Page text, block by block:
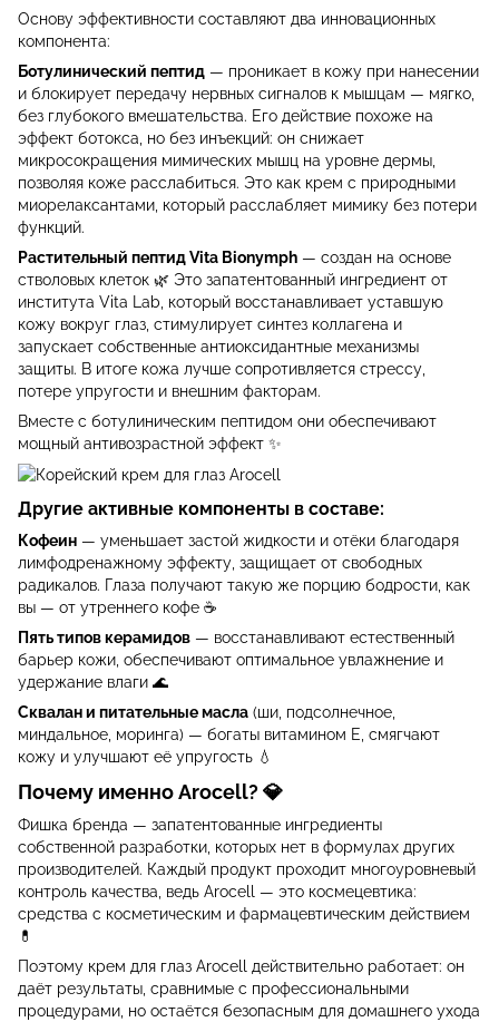
Основу эффективности составляют два инновационных
компонента:
Ботулинический пептид — проникает в кожу при нанесении
и блокирует передачу нервных сигналов к мышцам — мягко,
без глубокого вмешательства. Его действие похоже на
эффект ботокса, но без инъекций: он снижает
микросокращения мимических мышц на уровне дермы,
позволяя коже расслабиться. Это как крем с природными
миорелаксантами, который расслабляет мимику без потери
функций.
Растительный пептид Vita Bionymph — создан на основе
стволовых клеток 🌿 Это запатентованный ингредиент от
института Vita Lab, который восстанавливает уставшую
кожу вокруг глаз, стимулирует синтез коллагена и
запускает собственные антиоксидантные механизмы
защиты. В итоге кожа лучше сопротивляется стрессу,
потере упругости и внешним факторам.
Вместе с ботулиническим пептидом они обеспечивают
мощный антивозрастной эффект ✨
Другие активные компоненты в составе:
Кофеин — уменьшает застой жидкости и отёки благодаря
лимфодренажному эффекту, защищает от свободных
радикалов. Глаза получают такую же порцию бодрости, как
вы — от утреннего кофе ☕
Пять типов керамидов — восстанавливают естественный
барьер кожи, обеспечивают оптимальное увлажнение и
удержание влаги 🌊
Сквалан и питательные масла (ши, подсолнечное,
миндальное, моринга) — богаты витамином Е, смягчают
кожу и улучшают её упругость 💧
Почему именно Arocell? 💎
Фишка бренда — запатентованные ингредиенты
собственной разработки, которых нет в формулах других
производителей. Каждый продукт проходит многоуровневый
контроль качества, ведь Arocell — это космецевтика:
средства с косметическим и фармацевтическим действием
💊
Поэтому крем для глаз Arocell действительно работает: он
даёт результаты, сравнимые с профессиональными
процедурами, но остаётся безопасным для домашнего ухода